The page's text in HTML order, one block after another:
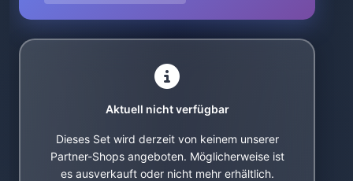
Aktuell nicht verfügbar
Dieses Set wird derzeit von keinem unserer
Partner-Shops angeboten. Möglicherweise ist
es ausverkauft oder nicht mehr erhältlich.